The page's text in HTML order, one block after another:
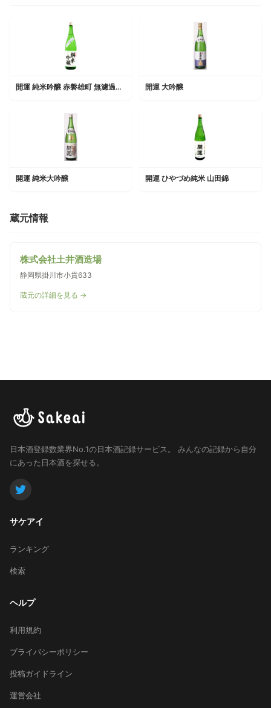
開運 純米吟醸 赤磐雄町 無濾過生原酒 開運 大吟醸
開運 純米大吟醸 開運 ひやづめ純米 山田錦
蔵元情報
株式会社土井酒造場
静岡県掛川市小貫633
蔵元の詳細を見る →
日本酒登録数業界No.1の日本酒記録サービス。
みんなの記録から自分
にあった日本酒を探せる。
サケアイ
ランキング
検索
ヘルプ
利用規約
プライバシーポリシー
投稿ガイドライン
運営会社